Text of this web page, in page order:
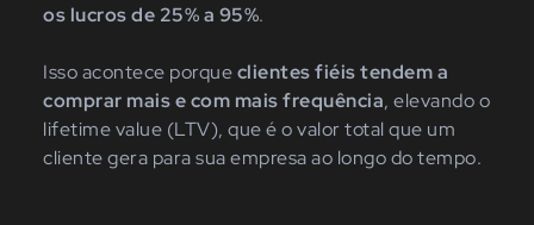
os lucros de 25% a 95%.
Isso acontece porqueclientes fiéis tendem a
comprar mais e com mais frequência, elevando o
lifetime value (LTV), que é o valor total que um
cliente gera para sua empresa ao longo do tempo.